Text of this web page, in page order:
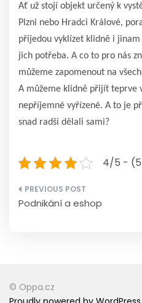
Ať už stojí objekt určený k
Plzni nebo Hradci Králové,
přijedou vyklízet klidně i jinam
jich potřeba. A co to pro nás
můžeme zapomenout na
A můžeme klidně přijít teprve
nepříjemné vyřízené. A to je
snad radši dělali sami?
4/5 -
Navigace
Podnikání a eshop
© Oppa.cz